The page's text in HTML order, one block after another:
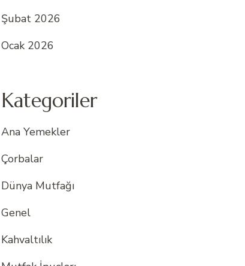
Şubat 2026
Ocak 2026
Kategoriler
Ana Yemekler
Çorbalar
Dünya Mutfağı
Genel
Kahvaltılık